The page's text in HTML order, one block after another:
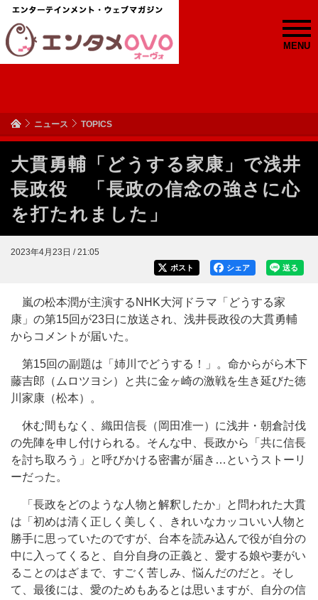
MENU
ニュース TOPICS
大貫勇輔「どうする家康」で浅井
長政役 「長政の信念の強さに心
を打たれました」
2023年4月23日 / 21:05
送る
シェア
ポスト
嵐の松本潤が主演するNHK大河ドラマ「どうする家
康」の第15回が23日に放送され、浅井長政役の大貫勇輔
からコメントが届いた。
第15回の副題は「姉川でどうする！」。命からがら木下
藤吉郎（ムロツヨシ）と共に金ヶ崎の激戦を生き延びた徳
川家康（松本）。
休む間もなく、織田信長（岡田准一）に浅井・朝倉討伐
の先陣を申し付けられる。そんな中、長政から「共に信長
を討ち取ろう」と呼びかける密書が届き…というストーリ
ーだった。
「長政をどのような人物と解釈したか」と問われた大貫
は「初めは清く正しく美しく、きれいなカッコいい人物と
勝手に思っていたのですが、台本を読み込んで役が自分の
中に入ってくると、自分自身の正義と、愛する娘や妻がい
ることのはざまで、すごく苦しみ、悩んだのだと。そし
て、最後には、愛のためもあるとは思いますが、自分の信